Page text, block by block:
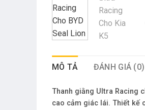
MÔ TẢ ĐÁNH GIÁ (0)
Thanh giằng Ultra Racing
cao cảm giác lái. Thiết kế